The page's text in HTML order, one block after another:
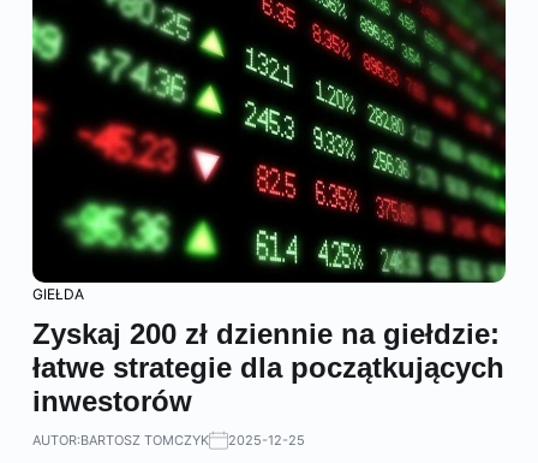
GIEŁDA
Zyskaj 200 zł dziennie na giełdzie:
łatwe strategie dla początkujących
inwestorów
AUTOR:BARTOSZ TOMCZYK 2025-12-25